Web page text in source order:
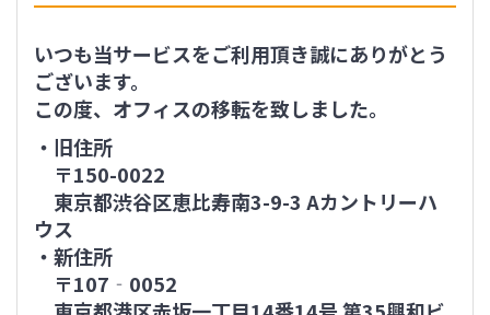
いつも当サービスをご利用頂き誠にありがとう
ございます。
この度、オフィスの移転を致しました。
・旧住所
〒150-0022
東京都渋谷区恵比寿南3-9-3 Aカントリーハ
ウス
・新住所
〒107‐0052